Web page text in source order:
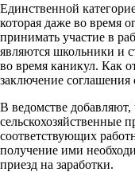
Единственной
которая даже во время
принимать участие в
являются школьники и
во время каникул. Как
заключение соглашения
В ведомстве добавляют,
сельскохозяйственные
соответствующих
получение ими
приезд на заработки.